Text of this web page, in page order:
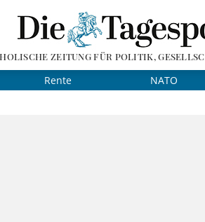
ZEITUNG FÜR POLITIK,
Rente NATO